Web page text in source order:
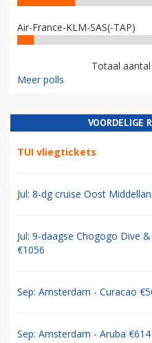
Air-France-KLM-SAS(-TAP)
Totaal
Meer polls
VOORDELIGE
TUI vliegtickets
Jul: 8-dg cruise Oost
Jul: 9-daagse Chogogo Dive
€1056
Sep: Amsterdam - Curacao
Sep: Amsterdam - Aruba €614